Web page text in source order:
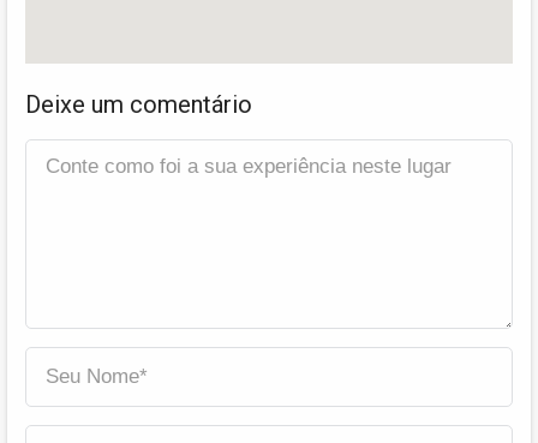
Deixe um comentário